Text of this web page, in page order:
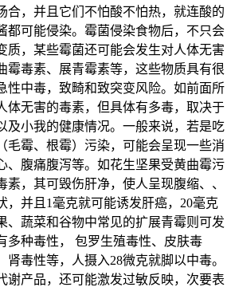
合，并且它们不怕酸不怕热，就连酸的
都可能侵染。霉菌侵染食物后，不只会
质，某些霉菌还可能会发生对人体无害
霉毒素、展青霉素等，这些物质具有很
性中毒，致畸和致突变风险。如前面所
体无害的毒素，但具体有多毒，取决于
及小我的健康情况。一般来说，若是吃
毛霉、根霉）污染，可能会呈现一些消
、腹痛腹泻等。如花生坚果受黄曲霉污
素，其可毁伤肝净，使人呈现腹缩、、
，并且1毫克就可能诱发肝癌，20毫克
、蔬菜和谷物中常见的扩展青霉则可发
多种毒性， 包罗生殖毒性、皮肤毒
毒性等，人摄入28微克就脚以中毒。
谢产品，还可能激发过敏反映，次要表